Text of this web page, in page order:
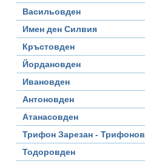
Васильовден
Имен ден Силвия
Кръстовден
Йордановден
Ивановден
Антоновден
Атанасовден
Трифон Зарезан -
Тодоровден